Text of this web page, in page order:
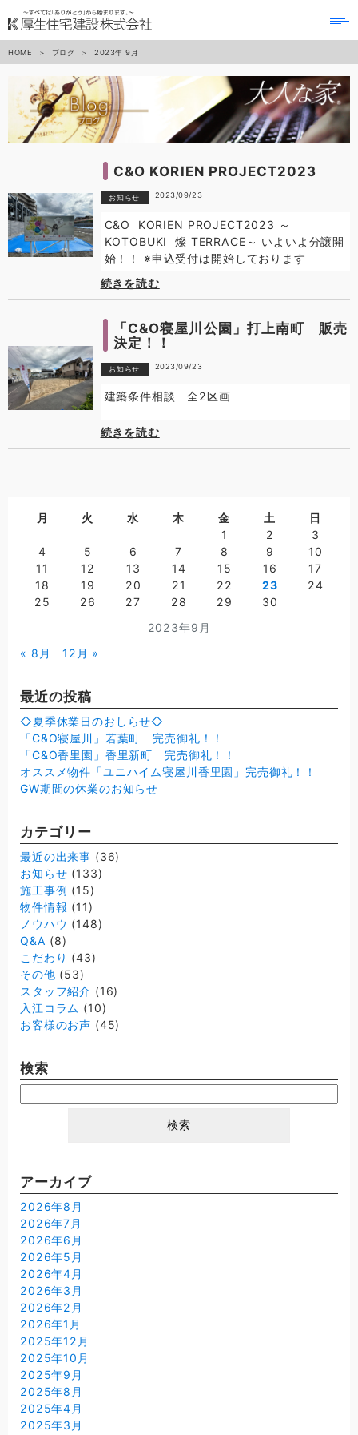
HOME ブログ 2023年 9月
C&O KORIEN PROJECT2023
お知らせ 2023/09/23
C&O KORIEN PROJECT2023 ～
KOTOBUKI 燦 TERRACE～ いよいよ分譲開
始！！ ※申込受付は開始しております
続きを読む
「C&O寝屋川公園」打上南町 販売
決定！！
お知らせ 2023/09/23
建築条件相談 全2区画
続きを読む
2023年9月
月 火 水 木 金 土
日
1
2
3
4
5 6 7 8 9
10
11
12 13 14 15 16
17
18
19 20 21 22 23
24
25
26 27 28 29 30
« 8月 12月 »
最近の投稿
◇夏季休業日のおしらせ◇
「C&O寝屋川」若葉町 完売御礼！！
「C&O香里園」香里新町 完売御礼！！
オススメ物件「ユニハイム寝屋川香里園」完売御礼！！
GW期間の休業のお知らせ
カテゴリー
最近の出来事 (36)
お知らせ (133)
施工事例 (15)
物件情報 (11)
ノウハウ (148)
Q&A (8)
こだわり (43)
その他 (53)
スタッフ紹介 (16)
入江コラム (10)
お客様のお声 (45)
検索
索:
アーカイブ
2026年8月
2026年7月
2026年6月
2026年5月
2026年4月
2026年3月
2026年2月
2026年1月
2025年12月
2025年10月
2025年9月
2025年8月
2025年4月
2025年3月